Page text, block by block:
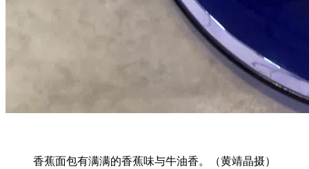
香蕉面包有满满的香蕉味与牛油香。（黄靖晶摄）